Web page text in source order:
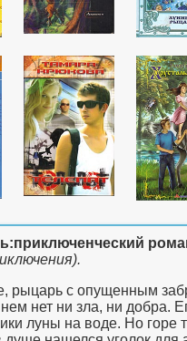
рыцарь с опущенным
нет ни зла, ни добра.
луны на воде. Но горе